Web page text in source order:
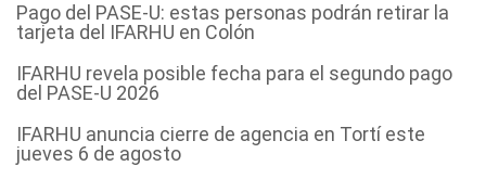
Pago del PASE-U: estas personas podrán retirar la
tarjeta del IFARHU en Colón
IFARHU revela posible fecha para el segundo pago
del PASE-U 2026
IFARHU anuncia cierre de agencia en Tortí este
jueves 6 de agosto